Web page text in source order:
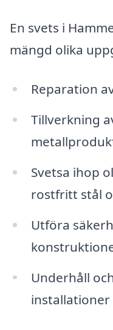
En svets i
mängd olika
Reparation
Tillverkning
Svetsa ihop
rostfritt stål
Utföra
Underhåll
installationer